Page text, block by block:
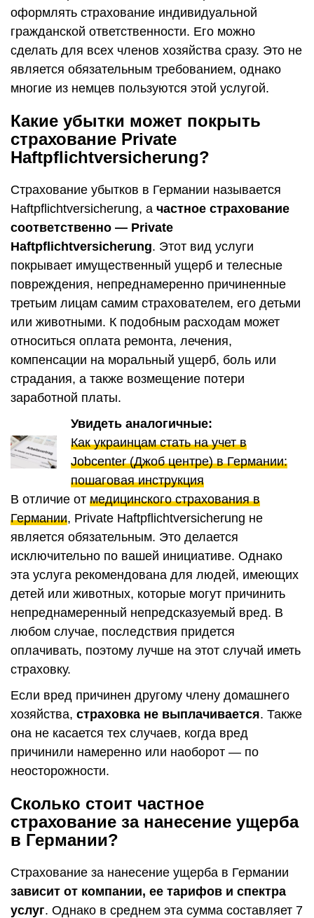
оформлять страхование индивидуальной
гражданской ответственности. Его можно
сделать для всех членов хозяйства сразу. Это не
является обязательным требованием, однако
многие из немцев пользуются этой услугой.
Какие убытки может покрыть
страхование Private
Haftpflichtversicherung?
Страхование убытков в Германии называется
Haftpflichtversicherung, а частное страхование
соответственно — Private
Haftpflichtversicherung. Этот вид услуги
покрывает имущественный ущерб и телесные
повреждения, непреднамеренно причиненные
третьим лицам самим страхователем, его детьми
или животными. К подобным расходам может
относиться оплата ремонта, лечения,
компенсации на моральный ущерб, боль или
страдания, а также возмещение потери
заработной платы.
Увидеть аналогичные:
Как украинцам стать на учет в
Jobcenter (Джоб центре) в Германии:
пошаговая инструкция
В отличие от медицинского страхования в
Германии, Private Haftpflichtversicherung не
является обязательным. Это делается
исключительно по вашей инициативе. Однако
эта услуга рекомендована для людей, имеющих
детей или животных, которые могут причинить
непреднамеренный непредсказуемый вред. В
любом случае, последствия придется
оплачивать, поэтому лучше на этот случай иметь
страховку.
Если вред причинен другому члену домашнего
хозяйства, страховка не выплачивается. Также
она не касается тех случаев, когда вред
причинили намеренно или наоборот — по
неосторожности.
Сколько стоит частное
страхование за нанесение ущерба
в Германии?
Страхование за нанесение ущерба в Германии
зависит от компании, ее тарифов и спектра
услуг. Однако в среднем эта сумма составляет 7